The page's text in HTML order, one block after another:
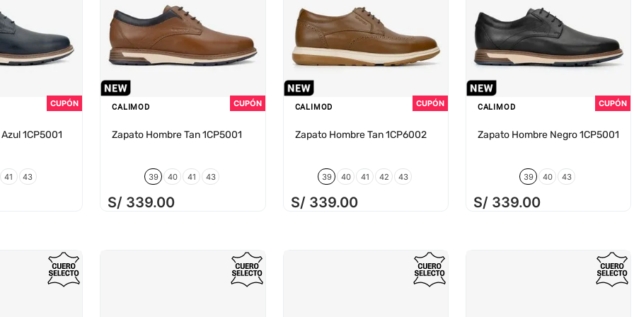
1CP5001
41 43
CALIMOD
Zapato Hombre Tan 1CP5001
39 40 41 43
S/ 339.00
CALIMOD
Zapato Hombre Tan 1CP6002
39 40 41 42 43
S/ 339.00
CALIMOD
Zapato Hombre Negro 1CP5001
39 40 43
S/ 339.00